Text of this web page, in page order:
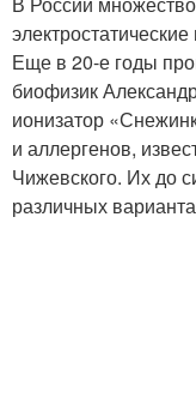
Еще в 20-е годы
биофизик
ионизатор
и аллергенов,
Чижевского. Их до
различных